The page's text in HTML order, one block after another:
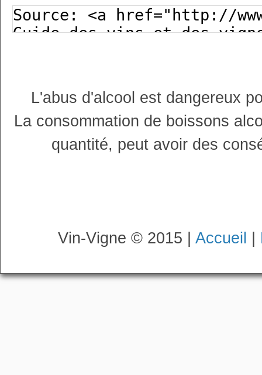
L'abus d'alcool est dangereux
La consommation de boissons
quantité, peut avoir des
Vin-Vigne © 2015 | Accueil